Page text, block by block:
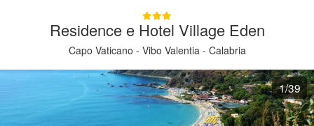
Residence e Hotel Village Eden
Capo Vaticano - Vibo Valentia - Calabria
1/39